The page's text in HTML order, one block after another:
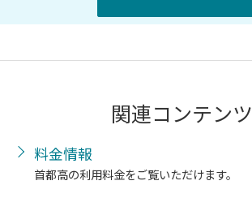
関連コンテンツ
料金情報
首都高の利用料金をご覧いただけます。